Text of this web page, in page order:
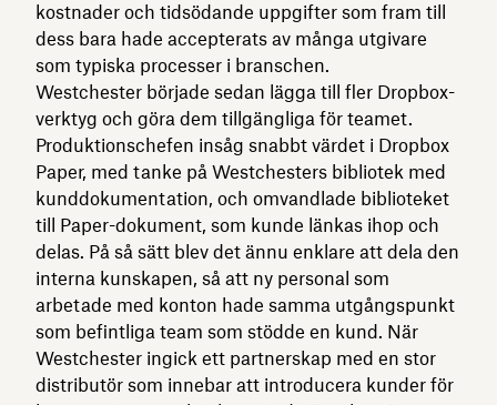
kostnader och tidsödande uppgifter som fram till
dess bara hade accepterats av många utgivare
som typiska processer i branschen.
Westchester började sedan lägga till fler Dropbox-
verktyg och göra dem tillgängliga för teamet.
Produktionschefen insåg snabbt värdet i Dropbox
Paper, med tanke på Westchesters bibliotek med
kunddokumentation, och omvandlade biblioteket
till Paper-dokument, som kunde länkas ihop och
delas. På så sätt blev det ännu enklare att dela den
interna kunskapen, så att ny personal som
arbetade med konton hade samma utgångspunkt
som befintliga team som stödde en kund. När
Westchester ingick ett partnerskap med en stor
distributör som innebar att introducera kunder för